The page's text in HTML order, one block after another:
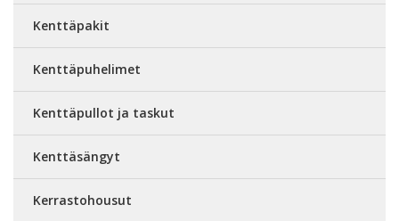
Kenttäpakit
Kenttäpuhelimet
Kenttäpullot ja taskut
Kenttäsängyt
Kerrastohousut